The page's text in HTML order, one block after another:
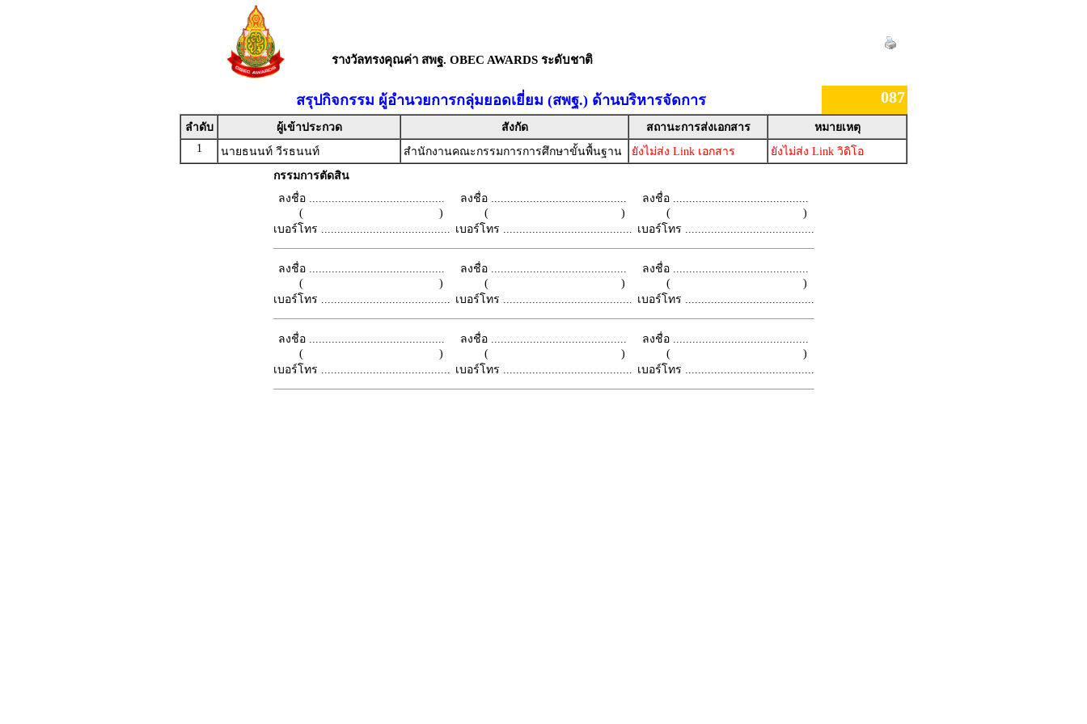
รางวัลทรงคุณค่า สพฐ. OBEC AWARDS ระดับชาติ
สรุปกิจกรรม ผู้อำนวยการกลุ่มยอดเยี่ยม (สพฐ.) ด้านบริหารจัดการ 087
ลำดับ ผู้เข้าประกวด สังกัด สถานะการส่งเอกสาร
หมายเหตุ
1
นายธนนท์ วีรธนนท์ สำนักงานคณะกรรมการการศึกษาขั้นพื้นฐาน ยังไม่ส่ง Link เอกสาร
ยังไม่ส่ง Link วิดิโอ
กรรมการตัดสิน
ลงชื่อ ..........................................
( )
เบอร์โทร ........................................
ลงชื่อ ..........................................
( )
เบอร์โทร ........................................
ลงชื่อ ..........................................
( )
เบอร์โทร ........................................
ลงชื่อ ..........................................
( )
เบอร์โทร ........................................
ลงชื่อ ..........................................
( )
เบอร์โทร ........................................
ลงชื่อ ..........................................
( )
เบอร์โทร ........................................
ลงชื่อ ..........................................
( )
เบอร์โทร ........................................
ลงชื่อ ..........................................
( )
เบอร์โทร ........................................
ลงชื่อ ..........................................
( )
เบอร์โทร ........................................